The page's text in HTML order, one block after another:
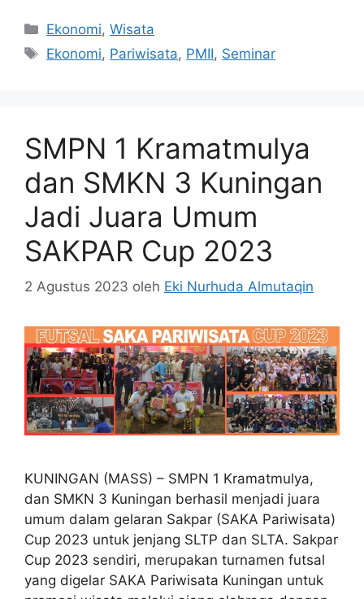
Kategori
Ekonomi,Wisata
Tag
Ekonomi, Pariwisata, PMII, Seminar
SMPN 1 Kramatmulya
dan SMKN 3 Kuningan
Jadi Juara Umum
SAKPAR Cup 2023
2 Agustus 2023 oleh Eki Nurhuda Almutaqin
KUNINGAN (MASS) – SMPN 1 Kramatmulya,
dan SMKN 3 Kuningan berhasil menjadi juara
umum dalam gelaran Sakpar (SAKA Pariwisata)
Cup 2023 untuk jenjang SLTP dan SLTA. Sakpar
Cup 2023 sendiri, merupakan turnamen futsal
yang digelar SAKA Pariwisata Kuningan untuk